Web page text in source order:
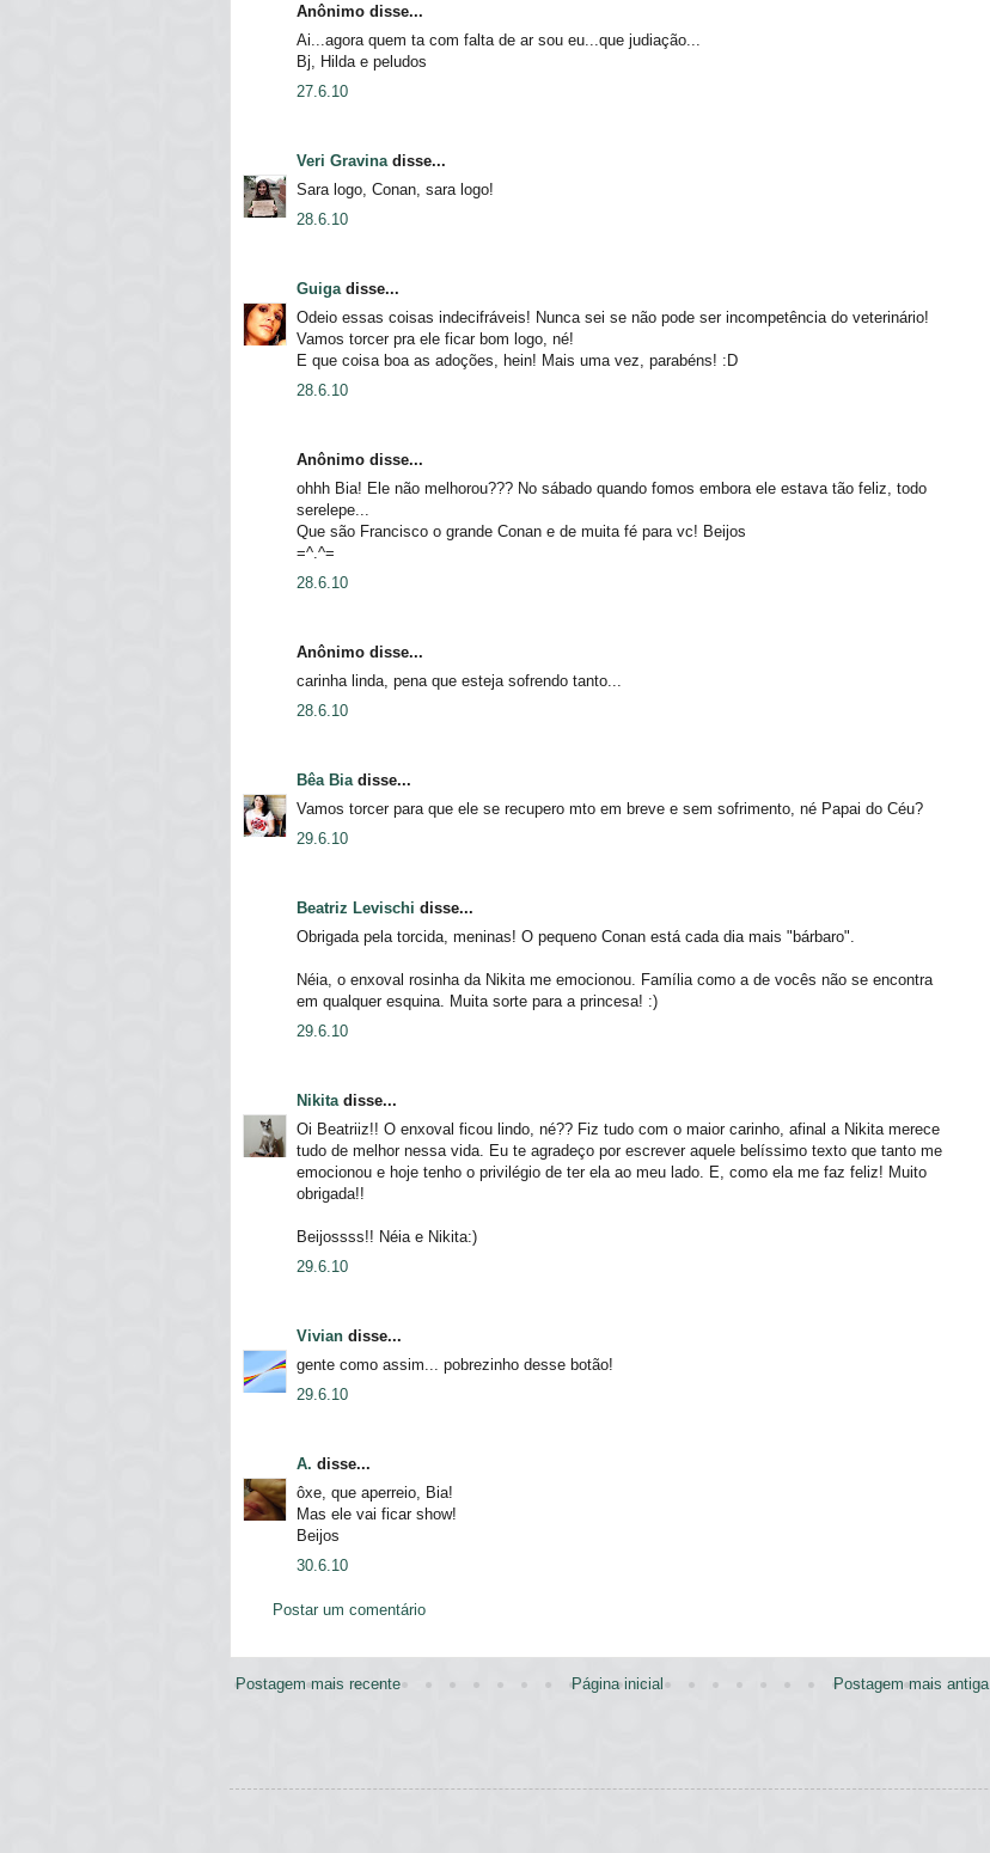
Anônimo disse...
Ai...agora quem ta com falta de ar sou eu...que judiação...
Bj, Hilda e peludos
27.6.10
Veri Gravina disse...
Sara logo, Conan, sara logo!
28.6.10
Guiga disse...
Odeio essas coisas indecifráveis! Nunca sei se não pode ser incompetência do veterinário!
Vamos torcer pra ele ficar bom logo, né!
E que coisa boa as adoções, hein! Mais uma vez, parabéns! :D
28.6.10
Anônimo disse...
ohhh Bia! Ele não melhorou??? No sábado quando fomos embora ele estava tão feliz, todo
serelepe...
Que são Francisco o grande Conan e de muita fé para vc! Beijos
=^.^=
28.6.10
Anônimo disse...
carinha linda, pena que esteja sofrendo tanto...
28.6.10
Bêa Bia disse...
Vamos torcer para que ele se recupero mto em breve e sem sofrimento, né Papai do Céu?
29.6.10
Beatriz Levischi disse...
Obrigada pela torcida, meninas! O pequeno Conan está cada dia mais "bárbaro".
Néia, o enxoval rosinha da Nikita me emocionou. Família como a de vocês não se encontra
em qualquer esquina. Muita sorte para a princesa! :)
29.6.10
Nikita disse...
Oi Beatriiz!! O enxoval ficou lindo, né?? Fiz tudo com o maior carinho, afinal a Nikita merece
tudo de melhor nessa vida. Eu te agradeço por escrever aquele belíssimo texto que tanto me
emocionou e hoje tenho o privilégio de ter ela ao meu lado. E, como ela me faz feliz! Muito
obrigada!!
Beijossss!! Néia e Nikita:)
29.6.10
Vivian disse...
gente como assim... pobrezinho desse botão!
29.6.10
A. disse...
ôxe, que aperreio, Bia!
Mas ele vai ficar show!
Beijos
30.6.10
Postar um comentário
Postagem mais recente Postagem mais antiga
Página inicial